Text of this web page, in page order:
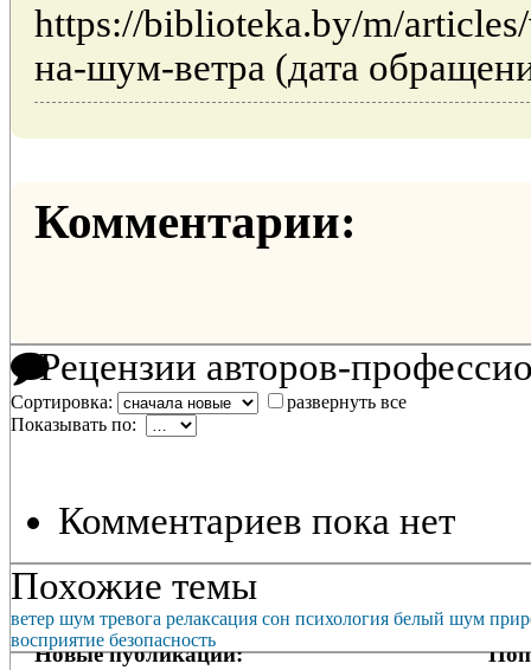
https://biblioteka.by/m/
на-шум-ветра (дата
Комментарии:
Рецензии авторов-
Сортировка:
развернуть все
Показывать по:
Комментариев пока нет
Похожие темы
ветер шум тревога релаксация сон психология белый шум
восприятие безопасность
Новые публикации: